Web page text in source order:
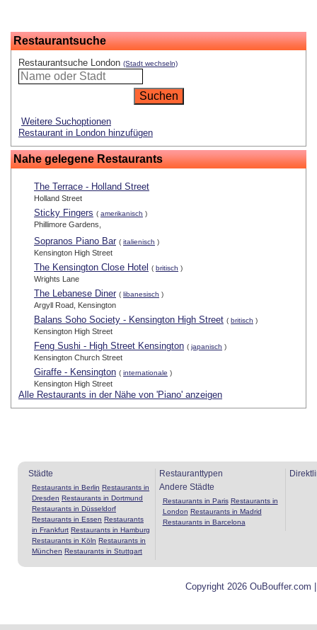
Restaurantsuche
Restaurantsuche London (Stadt wechseln)
Weitere Suchoptionen
Restaurant in London hinzufügen
Nahe gelegene Restaurants
The Terrace - Holland Street
Holland Street
Sticky Fingers ( amerikanisch )
Phillimore Gardens,
Sopranos Piano Bar ( italienisch )
Kensington High Street
The Kensington Close Hotel ( britisch )
Wrights Lane
The Lebanese Diner ( libanesisch )
Argyll Road, Kensington
Balans Soho Society - Kensington High Street ( britisch )
Kensington High Street
Feng Sushi - High Street Kensington ( japanisch )
Kensington Church Street
Giraffe - Kensington ( internationale )
Kensington High Street
Alle Restaurants in der Nähe von 'Piano' anzeigen
Städte
Restaurants in Berlin Restaurants in
Dresden Restaurants in Dortmund
Restaurants in Düsseldorf
Restaurants in Essen Restaurants
in Frankfurt Restaurants in Hamburg
Restaurants in Köln Restaurants in
München Restaurants in Stuttgart
Restauranttypen
Andere Städte
Restaurants in Paris Restaurants in
London Restaurants in Madrid
Restaurants in Barcelona
Copyright 2026 OuBouffer.com